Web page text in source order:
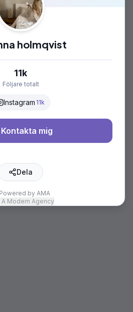
holmqvist
11k
Följare totalt
Instagram 11k
Kontakta mig
Dela
Powered by AMA
A Modern Agency